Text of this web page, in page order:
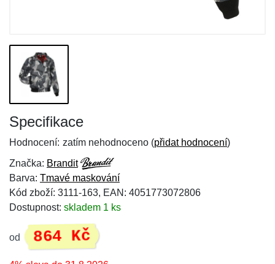
Specifikace
Hodnocení: zatím nehodnoceno (přidat hodnocení)
Značka: Brandit
Barva: Tmavé maskování
Kód zboží: 3111-163, EAN: 4051773072806
Dostupnost: skladem 1 ks
od 864 Kč